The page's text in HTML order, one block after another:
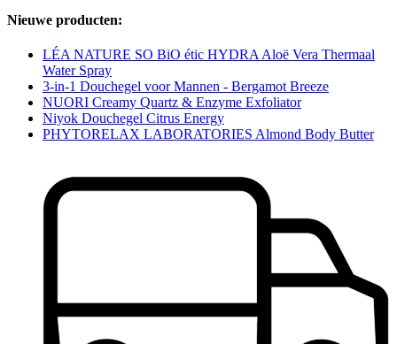
Nieuwe producten:
LÉA NATURE SO BiO étic HYDRA Aloë Vera Thermaal
Water Spray
3-in-1 Douchegel voor Mannen - Bergamot Breeze
NUORI Creamy Quartz & Enzyme Exfoliator
Niyok Douchegel Citrus Energy
PHYTORELAX LABORATORIES Almond Body Butter